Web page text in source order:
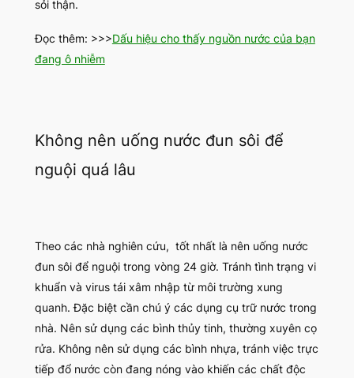
sỏi thận.
Đọc thêm: >>>Dấu hiệu cho thấy nguồn nước của bạn
đang ô nhiễm
Không nên uống nước đun sôi để
nguội quá lâu
Theo các nhà nghiên cứu, tốt nhất là nên uống nước
đun sôi để nguội trong vòng 24 giờ. Tránh tình trạng vi
khuẩn và virus tái xâm nhập từ môi trường xung
quanh. Đặc biệt cần chú ý các dụng cụ trữ nước trong
nhà. Nên sử dụng các bình thủy tinh, thường xuyên cọ
rửa. Không nên sử dụng các bình nhựa, tránh việc trực
tiếp đổ nước còn đang nóng vào khiến các chất độc